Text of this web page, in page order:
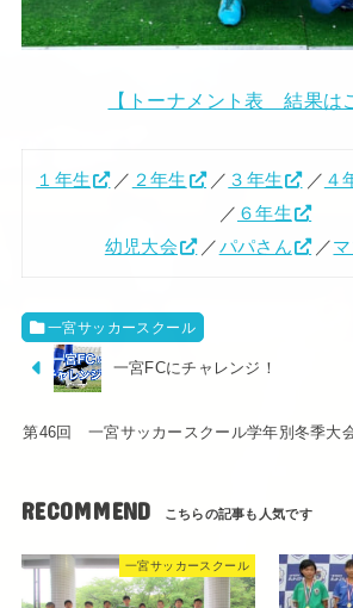
【トーナメント表 結果は
１年生 ／ ２年生 ／ ３年生 ／ ４
／ ６年生
幼児大会
／パパさん ／
一宮サッカースクール
一宮FCにチャレンジ！
第46回 一宮サッカースクール学年別冬季大
RECOMMEND
一宮サッカースクール